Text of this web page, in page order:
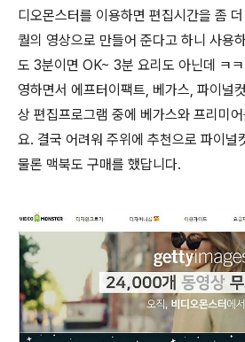
디오몬스터를 이용하면 편집시간을 좀
퀄의 영상으로 만들어 준다고 하니 사용
도 3분이면 OK~ 3분 요리도 아닌데 ㅋ
영하면서 에프터이팩트, 베가스, 파이널
상 편집프로그램 중에 베가스와 프리미
요. 결국 어려워 주위에 추천으로 파이널
물론 맥북도 구매를 했답니다.